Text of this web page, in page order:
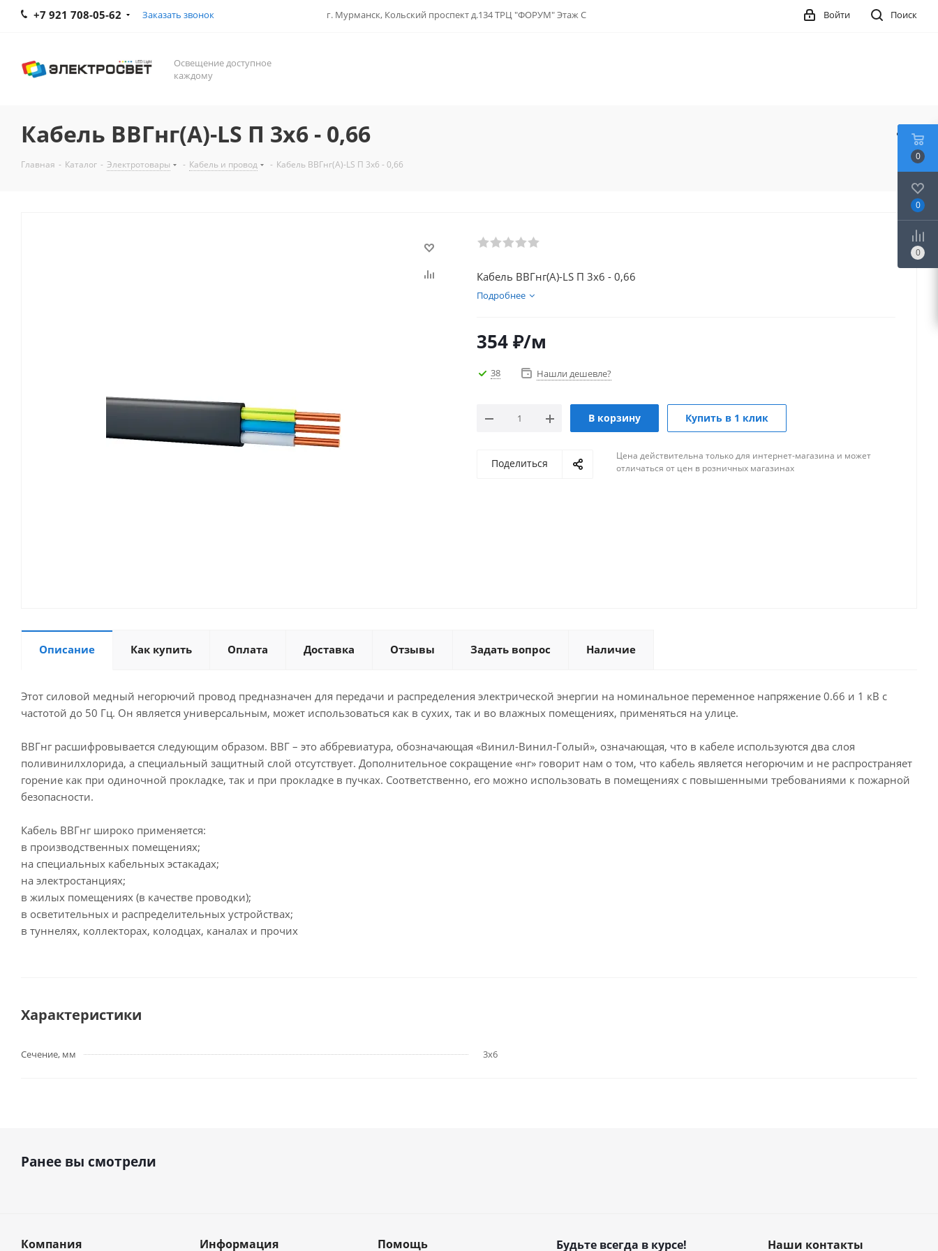
+7 921 708-05-62 Заказать звонок г. Мурманск, Кольский проспект д.134 ТРЦ "ФОРУМ" Этаж С Поиск
Войти
Освещение доступное
каждому
Кабель ВВГнг(А)-LS П 3х6 - 0,66
Главная - Каталог - Электротовары - Кабель и провод - Кабель ВВГнг(А)-LS П 3х6 - 0,66
Кабель ВВГнг(А)-LS П 3х6 - 0,66
Подробнее
354₽/м
38 Нашли дешевле?
В корзину Купить в 1 клик
Поделиться
Цена действительна только для интернет-магазина и может
отличаться от цен в розничных магазинах
Описание Как купить Оплата Доставка Отзывы Задать вопрос Наличие
Этот силовой медный негорючий провод предназначен для передачи и распределения электрической энергии на номинальное переменное напряжение 0.66 и 1 кВ с
частотой до 50 Гц. Он является универсальным, может использоваться как в сухих, так и во влажных помещениях, применяться на улице.
ВВГнг расшифровывается следующим образом. ВВГ – это аббревиатура, обозначающая «Винил-Винил-Голый», означающая, что в кабеле используются два слоя
поливинилхлорида, а специальный защитный слой отсутствует. Дополнительное сокращение «нг» говорит нам о том, что кабель является негорючим и не распространяет
горение как при одиночной прокладке, так и при прокладке в пучках. Соответственно, его можно использовать в помещениях с повышенными требованиями к пожарной
безопасности.
Кабель ВВГнг широко применяется:
в производственных помещениях;
на специальных кабельных эстакадах;
на электростанциях;
в жилых помещениях (в качестве проводки);
в осветительных и распределительных устройствах;
в туннелях, коллекторах, колодцах, каналах и прочих
Характеристики
Сечение, мм 3x6
Ранее вы смотрели
Компания Информация Помощь Будьте всегда в курсе! Наши контакты
0
0
0